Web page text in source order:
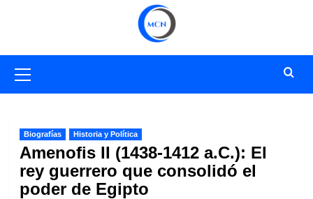
primario
Biografías Historia y Política
Amenofis II (1438-1412 a.C.): El
rey guerrero que consolidó el
poder de Egipto